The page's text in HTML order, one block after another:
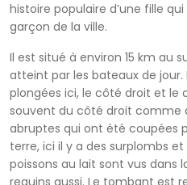
histoire populaire d’une fille
garçon de la ville.
Il est situé à environ 15 km au
atteint par les bateaux de jour.
plongées ici, le côté droit et le
souvent du côté droit comme
abruptes qui ont été coupées
terre, ici il y a des surplombs
poissons au lait sont vus dans
requins aussi. Le tombant est